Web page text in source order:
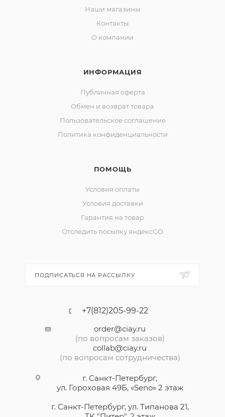
Наши магазины
Контакты
О компании
ИНФОРМАЦИЯ
Публичная оферта
Обмен и возврат товара
Пользовательское соглашение
Политика конфиденциальности
ПОМОЩЬ
Условия оплаты
Условия доставки
Гарантия на товар
Отследить посылку яндексGO
ПОДПИСАТЬСЯ НА РАССЫЛКУ
+7(812)205-99-22
order@ciay.ru
(по вопросам заказов)
collab@ciay.ru
(по вопросам сотрудничества)
г. Санкт-Петербург,
ул. Гороховая 49Б, «Seno» 2 этаж
г. Санкт-Петербург, ул. Типанова 21,